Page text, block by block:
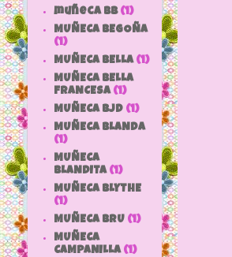
muñeca bb (1)
MUÑECA BEGOÑA
(1)
MUÑECA BELLA (1)
MUÑECA BELLA
FRANCESA (1)
MUÑECA BJD (1)
MUÑECA BLANDA
(1)
MUÑECA
BLANDITA (1)
MUÑECA BLYTHE
(1)
MUÑECA BRU (1)
MUÑECA
CAMPANILLA (1)